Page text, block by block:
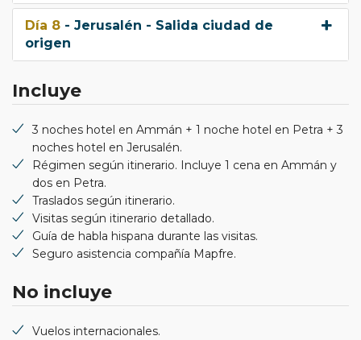
Día 8 - Jerusalén - Salida ciudad de
origen
Incluye
3 noches hotel en Ammán + 1 noche hotel en Petra + 3
noches hotel en Jerusalén.
Régimen según itinerario. Incluye 1 cena en Ammán y
dos en Petra.
Traslados según itinerario.
Visitas según itinerario detallado.
Guía de habla hispana durante las visitas.
Seguro asistencia compañía Mapfre.
No incluye
Vuelos internacionales.